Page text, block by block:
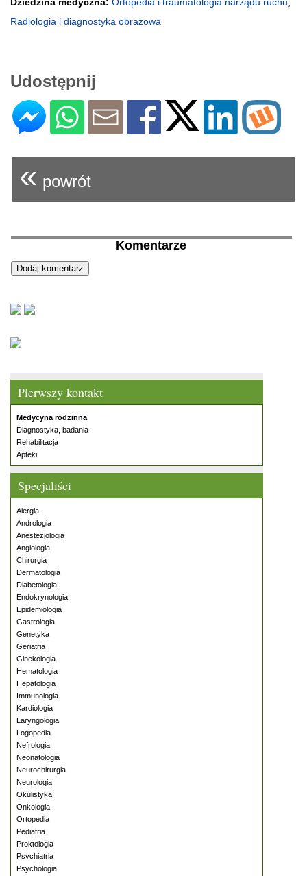
Pierwszy kontakt
Medycyna rodzinna
Diagnostyka, badania
Rehabilitacja
Apteki
Specjaliści
Alergia
Andrologia
Anestezjologia
Angiologia
Chirurgia
Dermatologia
Diabetologia
Endokrynologia
Epidemiologia
Gastrologia
Genetyka
Geriatria
Ginekologia
Hematologia
Hepatologia
Immunologia
Kardiologia
Laryngologia
Logopedia
Nefrologia
Neonatologia
Neurochirurgia
Neurologia
Okulistyka
Onkologia
Ortopedia
Pediatria
Proktologia
Psychiatria
Psychologia
Radiologia i diagnostyka obrazowa
Udostępnij
« powrót
Komentarze